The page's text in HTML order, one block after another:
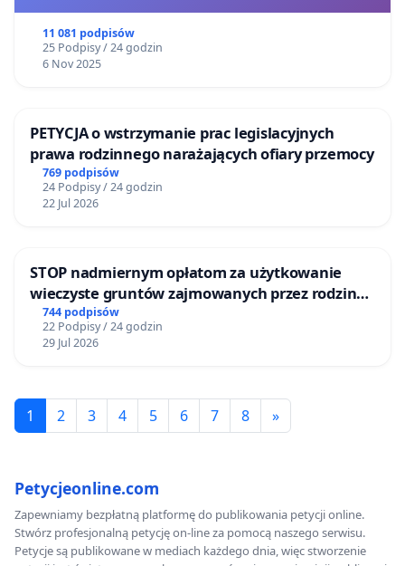
11 081 podpisów
25 Podpisy / 24 godzin
6 Nov 2025
PETYCJA o wstrzymanie prac legislacyjnych
prawa rodzinnego narażających ofiary przemocy
769 podpisów
24 Podpisy / 24 godzin
22 Jul 2026
STOP nadmiernym opłatom za użytkowanie
wieczyste gruntów zajmowanych przez rodzinne
ogrody działkowe.
744 podpisów
22 Podpisy / 24 godzin
29 Jul 2026
1 2 3 4 5 6 7 8 »
Petycjeonline.com
Zapewniamy bezpłatną platformę do publikowania petycji online.
Stwórz profesjonalną petycję on-line za pomocą naszego serwisu.
Petycje są publikowane w mediach każdego dnia, więc stworzenie